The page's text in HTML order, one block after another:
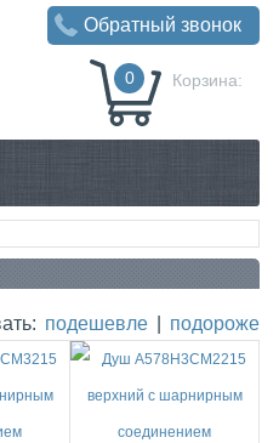
Корзина:
0
Обратный звонок
подешевле подороже